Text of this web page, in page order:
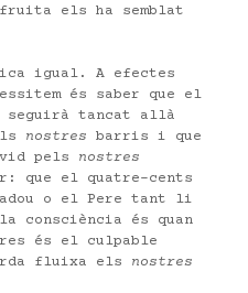
els ha semblat
igual. A efectes
és saber que el
tancat allà
nostres barris i que
pels nostres
que el quatre-cents
o el Pere tant li
consciència és quan
és el culpable
fluixa els nostres